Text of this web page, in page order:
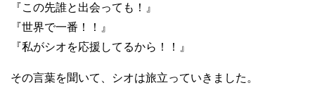
『この先誰と出会っても！』
『世界で一番！！』
『私がシオを応援してるから！！』
その言葉を聞いて、シオは旅立っていきました。